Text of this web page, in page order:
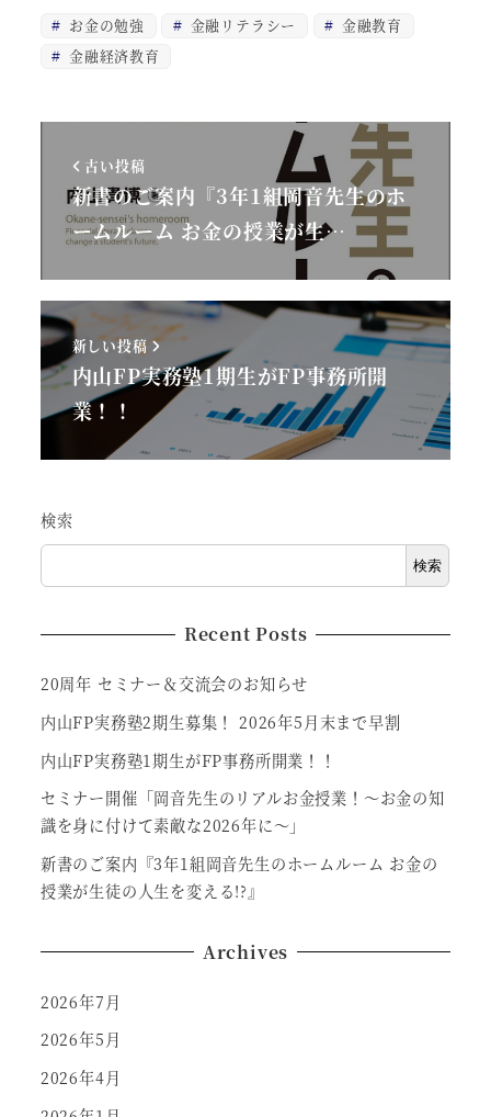
お金の勉強 金融リテラシー
金融教育
金融経済教育
古い投稿
新書のご案内『3年1組岡音先生のホ
ームルーム お金の授業が生…
新しい投稿
内山FP実務塾1期生がFP事務所開
業！！
検索
検索
Recent Posts
20周年 セミナー＆交流会のお知らせ
内山FP実務塾2期生募集！ 2026年5月末まで早割
内山FP実務塾1期生がFP事務所開業！！
セミナー開催「岡音先生のリアルお金授業！～お金の知
識を身に付けて素敵な2026年に～」
新書のご案内『3年1組岡音先生のホームルーム お金の
授業が生徒の人生を変える!?』
Archives
2026年7月
2026年5月
2026年4月